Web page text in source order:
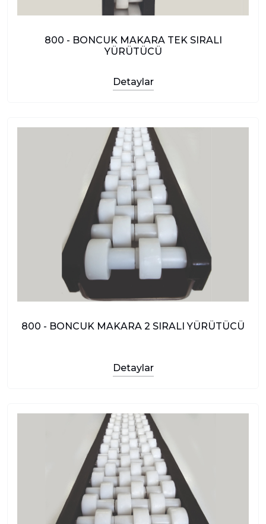
800 - BONCUK MAKARA TEK SIRALI
YÜRÜTÜCÜ
Detaylar
800 - BONCUK MAKARA 2 SIRALI YÜRÜTÜCÜ
Detaylar